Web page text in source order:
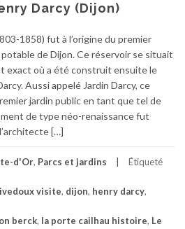
Darcy (Dijon)
1858) fut à l’origine du premier
potable de Dijon. Ce réservoir se situait
exact où a été construit ensuite le
Aussi appelé Jardin Darcy, ce
jardin public en tant que tel de
de type néo-renaissance fut
[…]
d'Or, Parcs et jardins Étiqueté
visite, dijon, henry darcy,
berck, la porte cailhau histoire, Le